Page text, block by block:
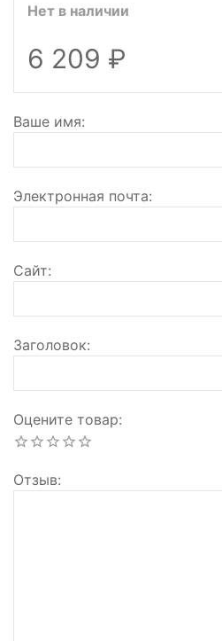
Нет в наличии
6 209
Ваше имя
Электронная почта
Сайт
Заголовок
Оцените товар
Отзыв